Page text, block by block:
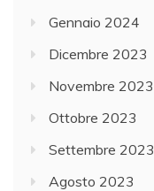
Gennaio 2024
Dicembre 2023
Novembre 2023
Ottobre 2023
Settembre 2023
Agosto 2023